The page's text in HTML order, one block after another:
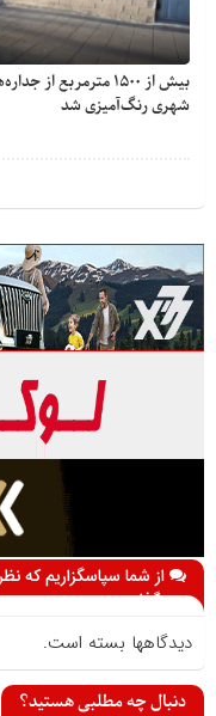
بیش از ۱۵۰۰ مترمربع از
شهری رنگ‌آمیزی شد
از شما سپاسگزاریم که
می گذارید
دیدگاهها بسته است.
دنبال چه مطلبی هستید؟